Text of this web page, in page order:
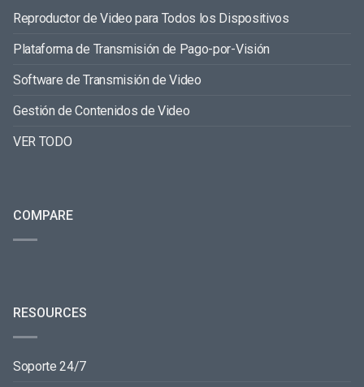
Reproductor de Video para Todos los Dispositivos
Plataforma de Transmisión de Pago-por-Visión
Software de Transmisión de Video
Gestión de Contenidos de Video
VER TODO
COMPARE
RESOURCES
Soporte 24/7